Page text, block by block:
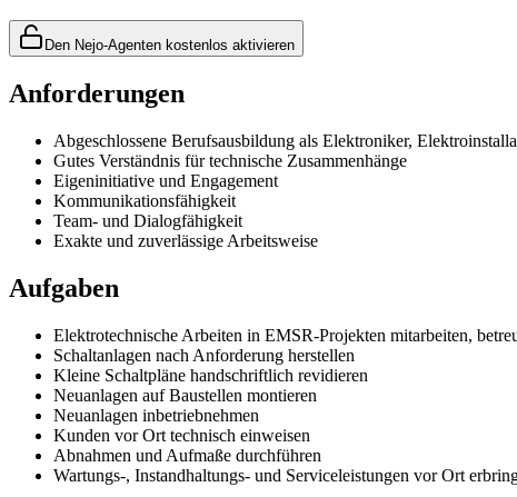
Den Nejo-Agenten kostenlos aktivieren
Anforderungen
Abgeschlossene Berufsausbildung als Elektroniker,
Gutes Verständnis für technische Zusammenhänge
Eigeninitiative und Engagement
Kommunikationsfähigkeit
Team- und Dialogfähigkeit
Exakte und zuverlässige Arbeitsweise
Aufgaben
Elektrotechnische Arbeiten in EMSR-Projekten mitarbeiten,
Schaltanlagen nach Anforderung herstellen
Kleine Schaltpläne handschriftlich revidieren
Neuanlagen auf Baustellen montieren
Neuanlagen inbetriebnehmen
Kunden vor Ort technisch einweisen
Abnahmen und Aufmaße durchführen
Wartungs-, Instandhaltungs- und Serviceleistungen vor Ort